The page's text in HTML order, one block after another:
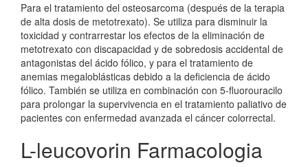
Para el tratamiento del osteosarcoma (después de la terapia
de alta dosis de metotrexato). Se utiliza para disminuir la
toxicidad y contrarrestar los efectos de la eliminación de
metotrexato con discapacidad y de sobredosis accidental de
antagonistas del ácido fólico, y para el tratamiento de
anemias megaloblásticas debido a la deficiencia de ácido
fólico. También se utiliza en combinación con 5-fluorouracilo
para prolongar la supervivencia en el tratamiento paliativo de
pacientes con enfermedad avanzada el cáncer colorrectal.
L-leucovorin Farmacologia